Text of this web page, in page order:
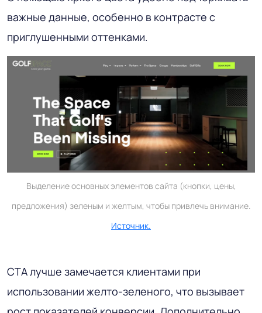
важные данные, особенно в контрасте с
приглушенными оттенками.
Выделение основных элементов сайта (кнопки, цены,
предложения) зеленым и желтым, чтобы привлечь внимание.
Источник.
СТА лучше замечается клиентами при
использовании желто-зеленого, что вызывает